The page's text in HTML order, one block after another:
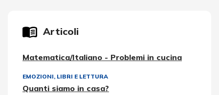
Articoli
Matematica/Italiano - Problemi in cucina
EMOZIONI, LIBRI E LETTURA
Quanti siamo in casa?